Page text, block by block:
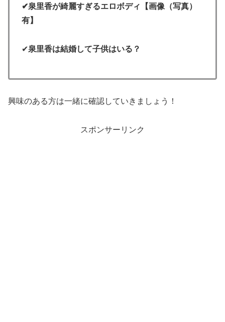
✔泉里香が綺麗すぎるエロボディ【画像（写真）
有】
✔泉里香は結婚して子供はいる？
興味のある方は一緒に確認していきましょう！
スポンサーリンク